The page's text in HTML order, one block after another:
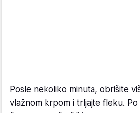
Posle nekoliko minuta, obrišite
vlažnom krpom i trljajte fleku.